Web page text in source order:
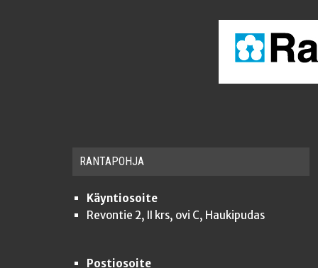
RAN­TA­POH­JA
Käyntiosoite
Revontie 2, II krs, ovi C, Haukipudas
Postiosoite